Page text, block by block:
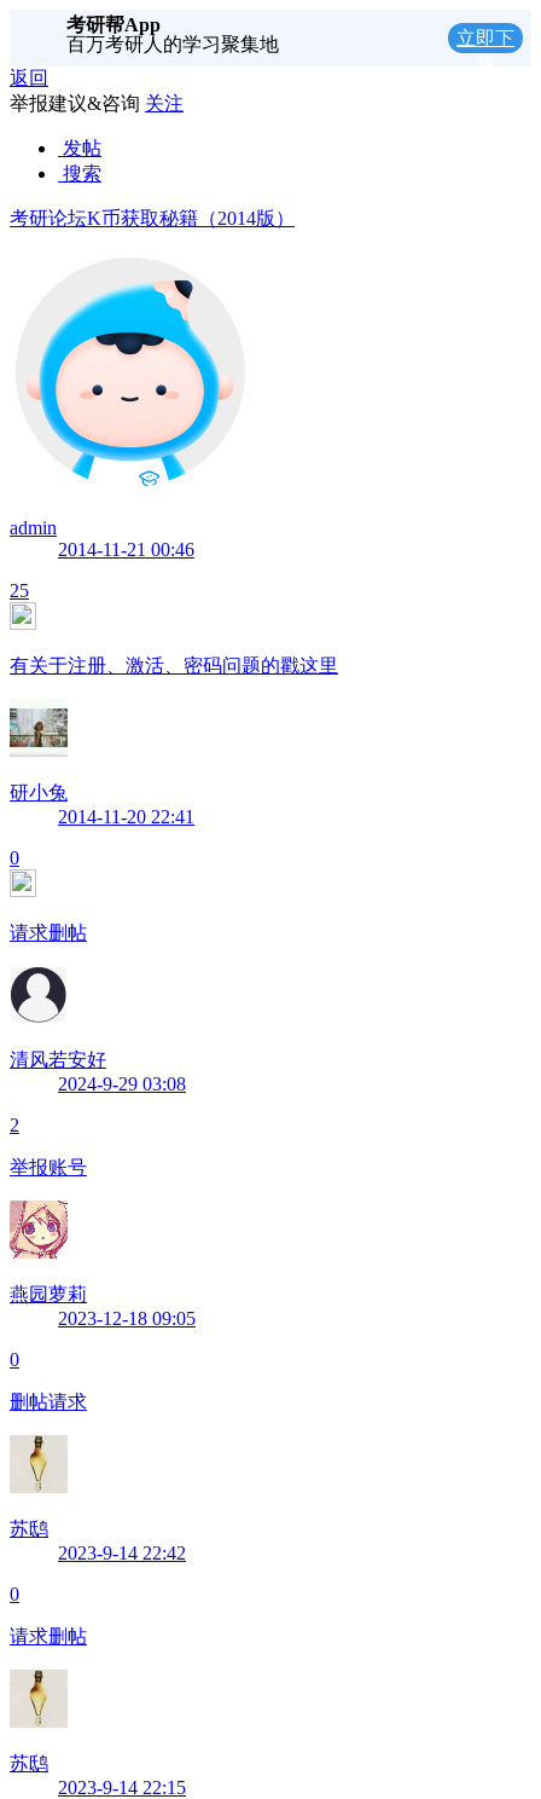
考研帮App
百万考研人的学习聚集地
立即下
返回
举报建议&咨询 关注
发帖
搜索
考研论坛K币获取秘籍（2014版）
admin
2014-11-21 00:46
25
有关于注册、激活、密码问题的戳这里
研小兔
2014-11-20 22:41
0
请求删帖
清风若安好
2024-9-29 03:08
2
举报账号
燕园萝莉
2023-12-18 09:05
0
删帖请求
苏鸱
2023-9-14 22:42
0
请求删帖
苏鸱
2023-9-14 22:15